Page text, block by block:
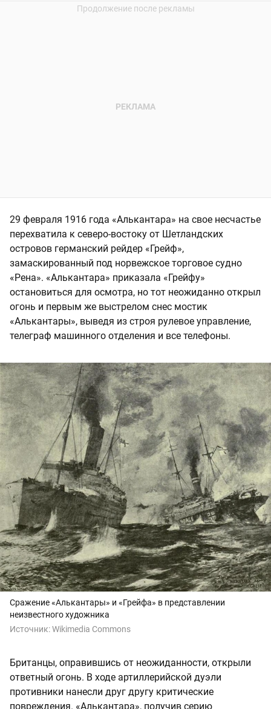
29 февраля 1916 года «Алькантара» на свое несчастье
перехватила к северо-востоку от Шетландских
островов германский рейдер «Грейф»,
замаскированный под норвежское торговое судно
«Рена». «Алькантара» приказала «Грейфу»
остановиться для осмотра, но тот неожиданно открыл
огонь и первым же выстрелом снес мостик
«Алькантары», выведя из строя рулевое управление,
телеграф машинного отделения и все телефоны.
Сражение «Алькантары» и «Грейфа» в представлении
неизвестного художника
Источник:Wikimedia Commons
Британцы, оправившись от неожиданности, открыли
ответный огонь. В ходе артиллерийской дуэли
противники нанесли друг другу критические
повреждения. «Алькантара», получив серию